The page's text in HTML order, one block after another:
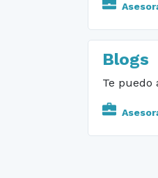
Blogs
Te puedo